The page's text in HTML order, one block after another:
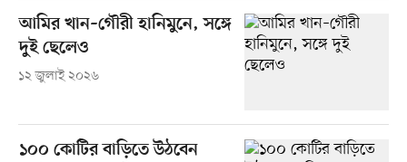
আমির খান–গৌরী হানিমুনে, সঙ্গে
দুই ছেলেও
১২ জুলাই ২০২৬
১০০ কোটির বাড়িতে উঠবেন